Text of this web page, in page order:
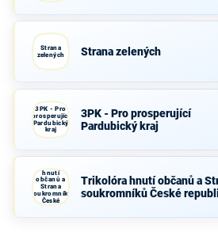
Strana
zelených
Strana zelených
3PK - Pro
prosperující
Pardubický
kraj
3PK - Pro prosperující
Pardubický kraj
hnutí
občanů a
Strana
soukromníků
České
republiky
Trikolóra hnutí občanů a
soukromníků České